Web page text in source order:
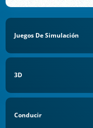
Juegos De Simulación
3D
Conducir